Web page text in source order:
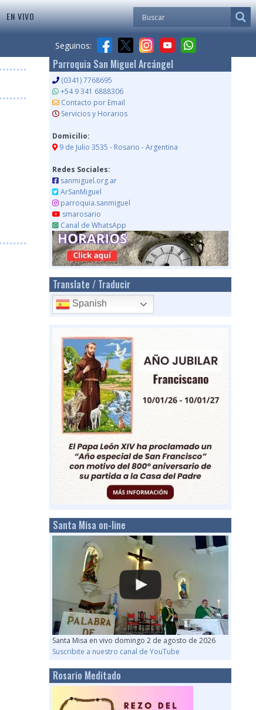
EN VIVO
Seguinos:
Parroquia San Miguel Arcángel
(0341) 7768695
+54 9 341 6888306
Contacto por Email
Servicios y Horarios
Domicilio:
9 de Julio 3535 - Rosario - Argentina
Redes Sociales:
sanmiguel.org.ar
ArSanMiguel
parroquia.sanmiguel
smarosario
Canal de WhatsApp
Translate / Traducir
Spanish
Santa Misa on-line
Santa Misa en vivo domingo 2 de agosto de 2026
Suscribite a nuestro canal de YouTube
Rosario Meditado